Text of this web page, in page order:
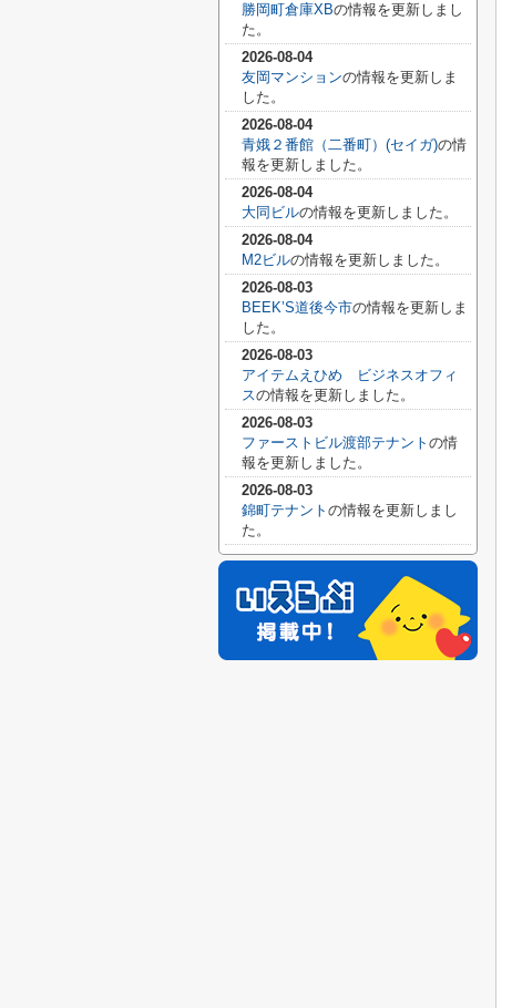
勝岡町倉庫XBの情報を更新しまし
た。
2026-08-04
友岡マンションの情報を更新しま
した。
2026-08-04
青娥２番館（二番町）(セイガ)の情
報を更新しました。
2026-08-04
大同ビルの情報を更新しました。
2026-08-04
M2ビルの情報を更新しました。
2026-08-03
BEEK’S道後今市の情報を更新しま
した。
2026-08-03
アイテムえひめ ビジネスオフィ
スの情報を更新しました。
2026-08-03
ファーストビル渡部テナント の情
報を更新しました。
2026-08-03
錦町テナント の情報を更新しまし
た。